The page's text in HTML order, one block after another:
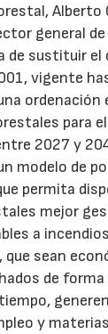
Alberto
general de
de sustituir el
vigente
ordenación
para
2027 y
modelo de
permita
mejor
a
que sean
de
y